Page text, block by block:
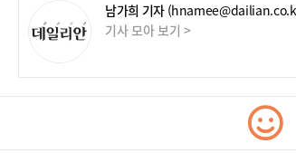
남가희 기자
기사 모아 보기 >